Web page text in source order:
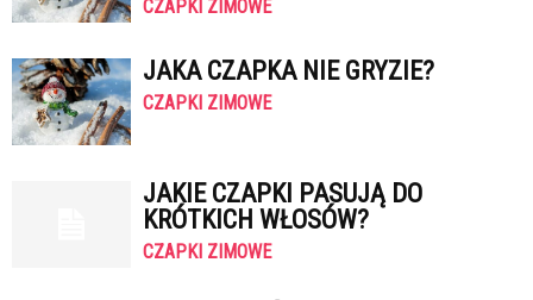
CZAPKI ZIMOWE
JAKA CZAPKA NIE GRYZIE?
CZAPKI ZIMOWE
JAKIE CZAPKI PASUJĄ DO
KRÓTKICH WŁOSÓW?
CZAPKI ZIMOWE